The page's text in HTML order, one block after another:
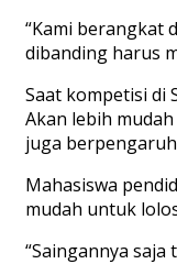
“Kami berangkat
dibanding harus
Saat kompetisi di
Akan lebih
juga
Mahasiswa
mudah untuk
“Saingannya